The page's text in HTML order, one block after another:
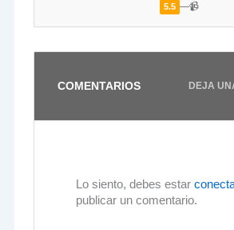
5.5 —📹
COMENTARIOS DEJA
Lo siento, debes estar
publicar un comentario.